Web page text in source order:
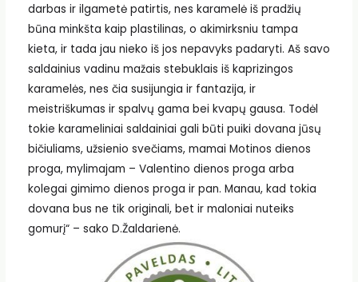
darbas ir ilgametė patirtis, nes karamelė iš pradžių
būna minkšta kaip plastilinas, o akimirksniu tampa
kieta, ir tada jau nieko iš jos nepavyks padaryti. Aš savo
saldainius vadinu mažais stebuklais iš kaprizingos
karamelės, nes čia susijungia ir fantazija, ir
meistriškumas ir spalvų gama bei kvapų gausa. Todėl
tokie karameliniai saldainiai gali būti puiki dovana jūsų
bičiuliams, užsienio svečiams, mamai Motinos dienos
proga, mylimajam – Valentino dienos proga arba
kolegai gimimo dienos proga ir pan. Manau, kad tokia
dovana bus ne tik originali, bet ir maloniai nuteiks
gomurį“ – sako D.Žaldarienė.